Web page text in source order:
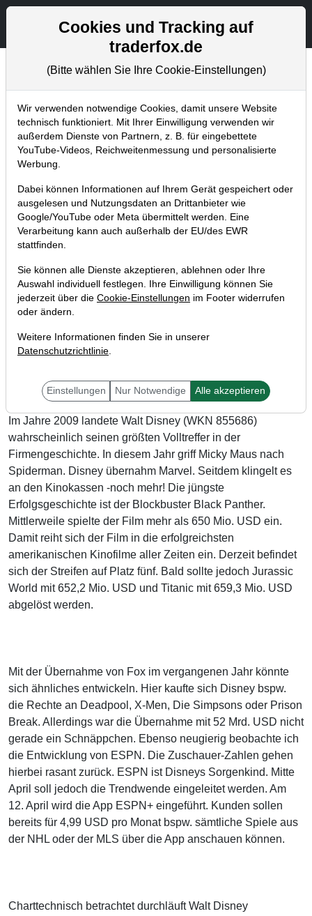
Aktien- und Artikelsuche
Chartanalysen
Home Blog Chartanalysen
Chartanalyse Walt Disney:
Einstiegs-Gelegenheit fürs
langfristige Depot?
03.04.2018 um 10:06 Uhr | P. Uhlschmied
Im Jahre 2009 landete Walt Disney (WKN 855686)
wahrscheinlich seinen größten Volltreffer in der
Firmengeschichte. In diesem Jahr griff Micky Maus nach
Spiderman. Disney übernahm Marvel. Seitdem klingelt es
an den Kinokassen -noch mehr! Die jüngste
Erfolgsgeschichte ist der Blockbuster Black Panther.
Mittlerweile spielte der Film mehr als 650 Mio. USD ein.
Damit reiht sich der Film in die erfolgreichsten
amerikanischen Kinofilme aller Zeiten ein. Derzeit befindet
sich der Streifen auf Platz fünf. Bald sollte jedoch Jurassic
World mit 652,2 Mio. USD und Titanic mit 659,3 Mio. USD
abgelöst werden.
Mit der Übernahme von Fox im vergangenen Jahr könnte
sich ähnliches entwickeln. Hier kaufte sich Disney bspw.
die Rechte an Deadpool, X-Men, Die Simpsons oder Prison
Break. Allerdings war die Übernahme mit 52 Mrd. USD nicht
gerade ein Schnäppchen. Ebenso neugierig beobachte ich
die Entwicklung von ESPN. Die Zuschauer-Zahlen gehen
hierbei rasant zurück. ESPN ist Disneys Sorgenkind. Mitte
April soll jedoch die Trendwende eingeleitet werden. Am
12. April wird die App ESPN+ eingeführt. Kunden sollen
bereits für 4,99 USD pro Monat bspw. sämtliche Spiele aus
der NHL oder der MLS über die App anschauen können.
Charttechnisch betrachtet durchläuft Walt Disney
Cookies und Tracking auf
traderfox.de
(Bitte wählen Sie Ihre Cookie-Einstellungen)
Wir verwenden notwendige Cookies, damit unsere Website
technisch funktioniert. Mit Ihrer Einwilligung verwenden wir
außerdem Dienste von Partnern, z. B. für eingebettete
YouTube-Videos, Reichweitenmessung und personalisierte
Werbung.
Dabei können Informationen auf Ihrem Gerät gespeichert oder
ausgelesen und Nutzungsdaten an Drittanbieter wie
Google/YouTube oder Meta übermittelt werden. Eine
Verarbeitung kann auch außerhalb der EU/des EWR
stattfinden.
Sie können alle Dienste akzeptieren, ablehnen oder Ihre
Auswahl individuell festlegen. Ihre Einwilligung können Sie
jederzeit über die Cookie-Einstellungen im Footer widerrufen
oder ändern.
Weitere Informationen finden Sie in unserer
Datenschutzrichtlinie.
Einstellungen Nur Notwendige Alle akzeptieren